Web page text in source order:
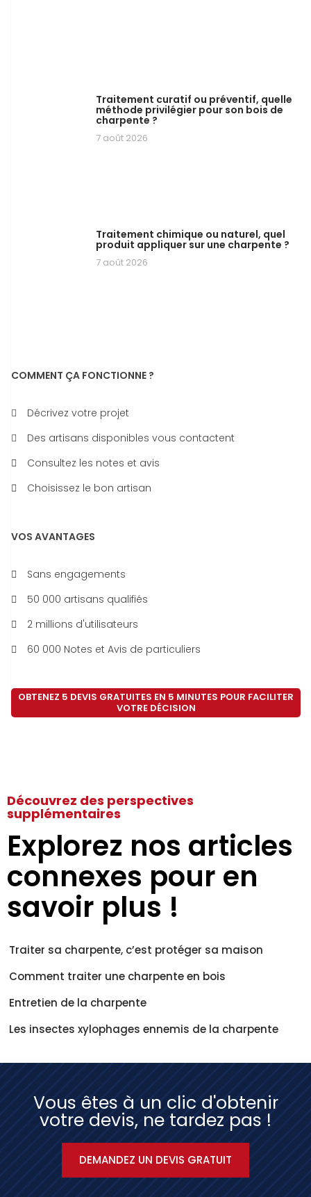
Traitement curatif ou préventif, quelle
méthode privilégier pour son bois de
charpente ?
7 août 2026
Traitement chimique ou naturel, quel
produit appliquer sur une charpente ?
7 août 2026
COMMENT ÇA FONCTIONNE ?
Décrivez votre projet
Des artisans disponibles vous contactent
Consultez les notes et avis
Choisissez le bon artisan
VOS AVANTAGES
Sans engagements
50 000 artisans qualifiés
2 millions d'utilisateurs
60 000 Notes et Avis de particuliers
OBTENEZ 5 DEVIS GRATUITES EN 5 MINUTES POUR FACILITER
VOTRE DÉCISION
Découvrez des perspectives
supplémentaires
Explorez nos articles
connexes pour en
savoir plus !
Traiter sa charpente, c’est protéger sa maison
Comment traiter une charpente en bois
Entretien de la charpente
Les insectes xylophages ennemis de la charpente
Vous êtes à un clic d'obtenir
votre devis, ne tardez pas !
DEMANDEZ UN DEVIS GRATUIT